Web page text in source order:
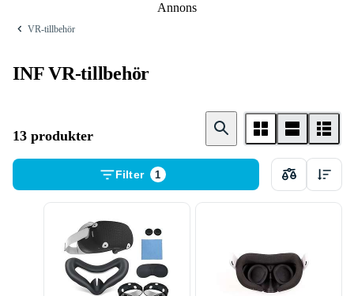
Annons
VR-tillbehör
INF VR-tillbehör
13 produkter
Filter 1